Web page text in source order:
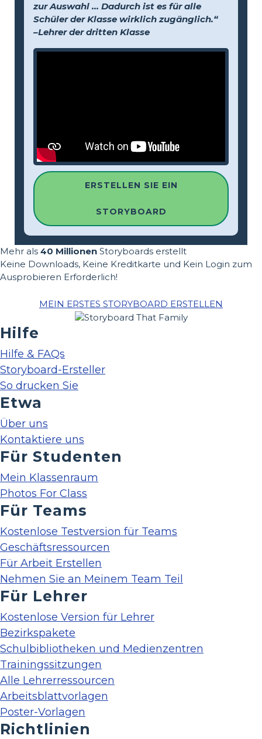
zur Auswahl … Dadurch ist es für alle
Schüler der Klasse wirklich zugänglich.“
–Lehrer der dritten Klasse
ERSTELLEN SIE EIN
STORYBOARD
Mehr als 40 Millionen Storyboards erstellt
Keine Downloads, Keine Kreditkarte und Kein Login zum
Ausprobieren Erforderlich!
MEIN ERSTES STORYBOARD ERSTELLEN
Hilfe
Hilfe & FAQs
Storyboard-Ersteller
So drucken Sie
Etwa
Über uns
Kontaktiere uns
Für Studenten
Mein Klassenraum
Photos For Class
Für Teams
Kostenlose Testversion für Teams
Geschäftsressourcen
Für Arbeit Erstellen
Nehmen Sie an Meinem Team Teil
Für Lehrer
Kostenlose Version für Lehrer
Bezirkspakete
Schulbibliotheken und Medienzentren
Trainingssitzungen
Alle Lehrerressourcen
Arbeitsblattvorlagen
Poster-Vorlagen
Richtlinien